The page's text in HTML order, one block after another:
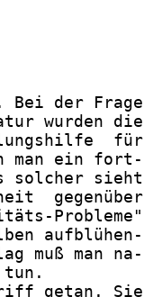
Bei der Frage
wurden die
für
man ein fort-
solcher sieht
gegenüber
Probleme"
aufblühen-
muß man na-
getan. Sie